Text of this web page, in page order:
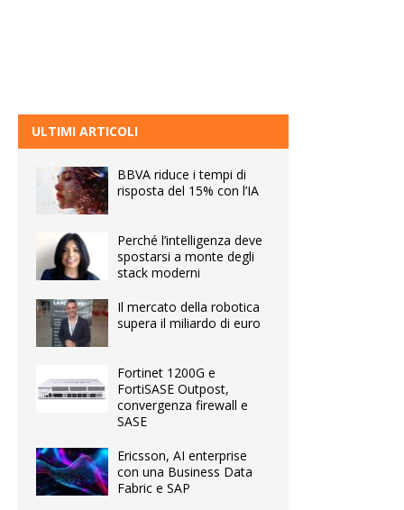
ULTIMI ARTICOLI
BBVA riduce i tempi di
risposta del 15% con l’IA
Perché l’intelligenza deve
spostarsi a monte degli
stack moderni
Il mercato della robotica
supera il miliardo di euro
Fortinet 1200G e
FortiSASE Outpost,
convergenza firewall e
SASE
Ericsson, AI enterprise
con una Business Data
Fabric e SAP